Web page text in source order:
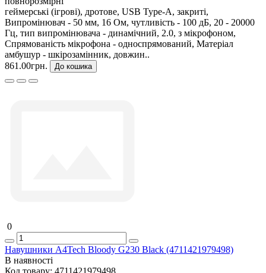
геймерські (ігрові), дротове, USB Type-A, закриті,
Випромінювач - 50 мм, 16 Ом, чутливість - 100 дБ, 20 - 20000
Гц, тип випромінювача - динамічний, 2.0, з мікрофоном,
Спрямованість мікрофона - односпрямований, Матеріал
амбушур - шкірозамінник, довжин..
861.00грн.
До кошика
0
Навушники A4Tech Bloody G230 Black (4711421979498)
В наявності
Код товару: 4711421979498